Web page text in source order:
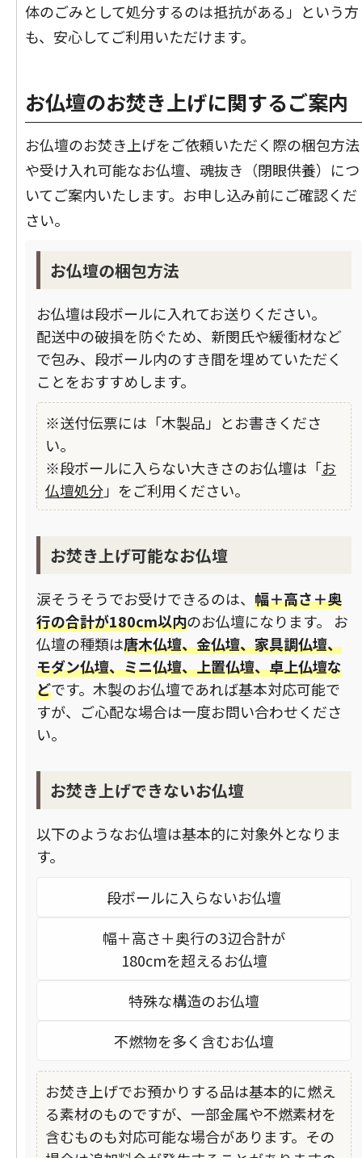
体のごみとして処分するのは抵抗がある」という方
も、安心してご利用いただけます。
お仏壇のお焚き上げに関するご案内
お仏壇のお焚き上げをご依頼いただく際の梱包方法
や受け入れ可能なお仏壇、魂抜き（閉眼供養）につ
いてご案内いたします。お申し込み前にご確認くだ
さい。
お仏壇の梱包方法
お仏壇は段ボールに入れてお送りください。
配送中の破損を防ぐため、新閔氏や緩衝材など
で包み、段ボール内のすき間を埋めていただく
ことをおすすめします。
※送付伝票には「木製品」とお書きくださ
い。
※段ボールに入らない大きさのお仏壇は「お
仏壇処分」をご利用ください。
お焚き上げ可能なお仏壇
涙そうそうでお受けできるのは、 幅＋高さ＋奥
行の合計が180cm以内のお仏壇になります。 お
仏壇の種類は唐木仏壇、金仏壇、家具調仏壇、
モダン仏壇、ミニ仏壇、上置仏壇、卓上仏壇な
どです。木製のお仏壇であれば基本対応可能で
すが、ご心配な場合は一度お問い合わせくださ
い。
お焚き上げできないお仏壇
以下のようなお仏壇は基本的に対象外となりま
す。
段ボールに入らないお仏壇
幅＋高さ＋奥行の3辺合計が
180cmを超えるお仏壇
特殊な構造のお仏壇
不燃物を多く含むお仏壇
お焚き上げでお預かりする品は基本的に燃え
る素材のものですが、一部金属や不燃素材を
含むものも対応可能な場合があります。その